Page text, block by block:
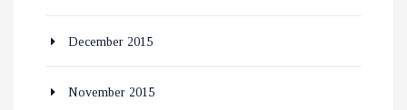
December 2015
November 2015